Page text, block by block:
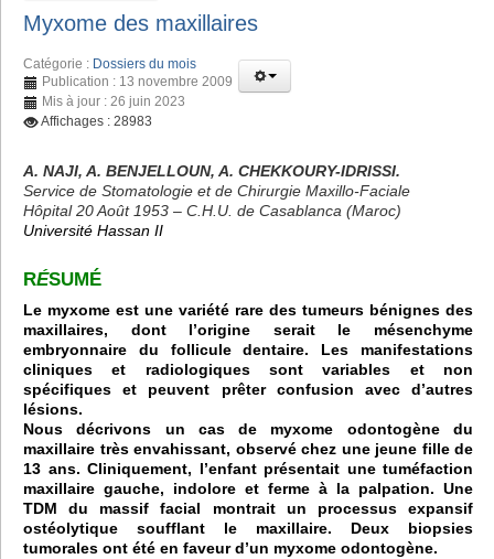
Myxome des maxillaires
Catégorie : Dossiers du mois
Publication : 13 novembre 2009
Mis à jour : 26 juin 2023
Affichages : 28983
A. NAJI, A. BENJELLOUN, A. CHEKKOURY-IDRISSI.
Service de Stomatologie et de Chirurgie Maxillo-Faciale
Hôpital 20 Août 1953 – C.H.U. de Casablanca (Maroc)
Université Hassan II
RÉSUMÉ
Le myxome est une variété rare des tumeurs bénignes des
maxillaires, dont l’origine serait le mésenchyme
embryonnaire du follicule dentaire. Les manifestations
cliniques et radiologiques sont variables et non
spécifiques et peuvent prêter confusion avec d’autres
lésions.
Nous décrivons un cas de myxome odontogène du
maxillaire très envahissant, observé chez une jeune fille de
13 ans. Cliniquement, l’enfant présentait une tuméfaction
maxillaire gauche, indolore et ferme à la palpation. Une
TDM du massif facial montrait un processus expansif
ostéolytique soufflant le maxillaire. Deux biopsies
tumorales ont été en faveur d’un myxome odontogène.